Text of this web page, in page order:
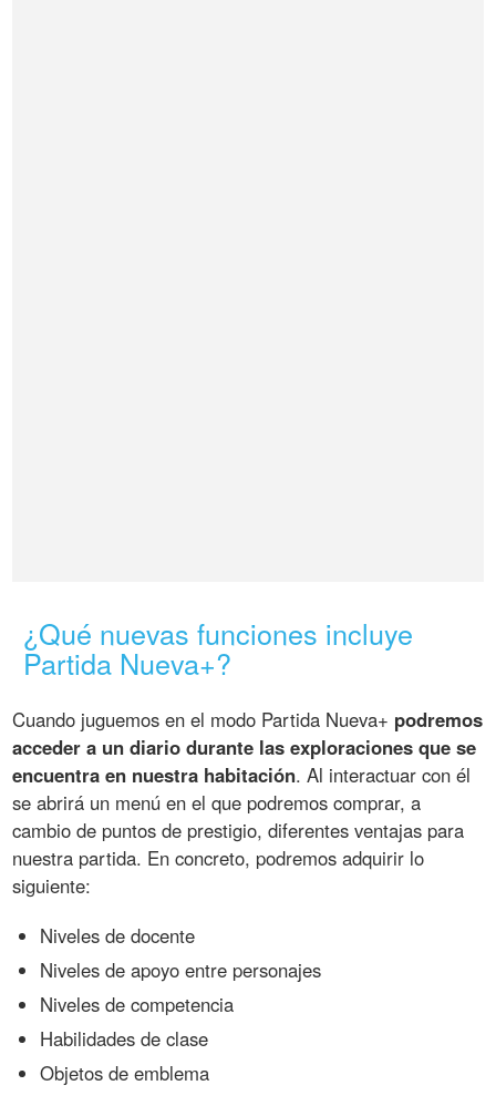
¿Qué nuevas funciones incluye
Partida Nueva+?
Cuando juguemos en el modo Partida Nueva+ podremos
acceder a un diario durante las exploraciones que se
encuentra en nuestra habitación. Al interactuar con él
se abrirá un menú en el que podremos comprar, a
cambio de puntos de prestigio, diferentes ventajas para
nuestra partida. En concreto, podremos adquirir lo
siguiente:
Niveles de docente
Niveles de apoyo entre personajes
Niveles de competencia
Habilidades de clase
Objetos de emblema